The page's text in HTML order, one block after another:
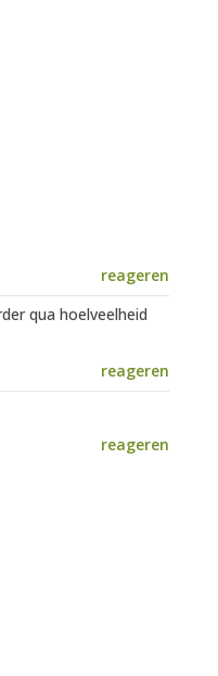
reageren
qua hoelveelheid
reageren
reageren